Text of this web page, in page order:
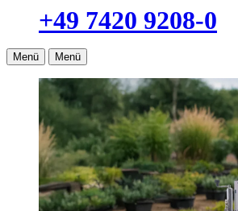
+49 7420 9208-0
Menü Menü